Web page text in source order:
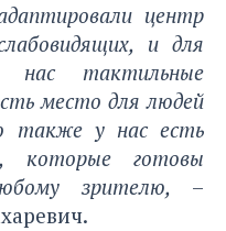
центр
и для
нас тактильные
место для людей
также у нас есть
которые готовы
зрителю, –